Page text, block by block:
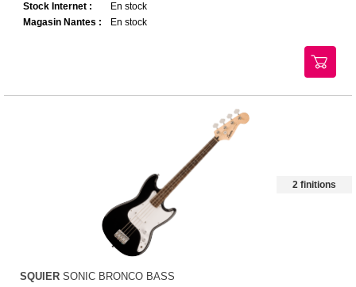
Stock Internet :
En stock
Magasin Nantes :
En stock
2 finitions
SQUIER SONIC BRONCO BASS